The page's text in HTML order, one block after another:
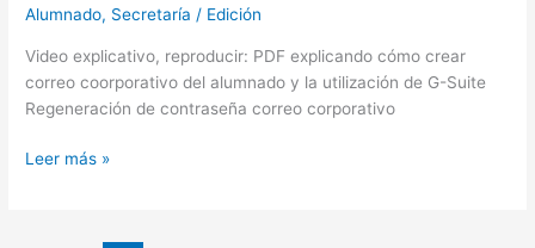
Alumnado, Secretaría / Edición
Video explicativo, reproducir: PDF explicando cómo crear
correo coorporativo del alumnado y la utilización de G-Suite
Regeneración de contraseña correo corporativo
Leer más »